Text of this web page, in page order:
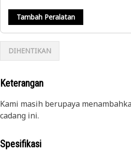
Tambah Peralatan
DIHENTIKAN
Keterangan
Kami masih berupaya
cadang ini.
Spesifikasi